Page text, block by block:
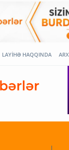
LAYİHƏ HAQQINDA